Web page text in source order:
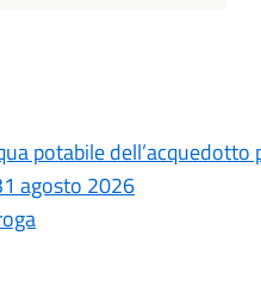
potabile dell’acquedotto
agosto 2026